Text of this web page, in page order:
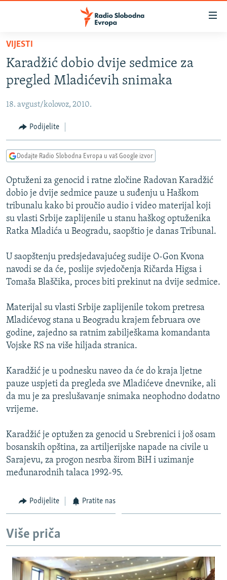
Pređite
glavni
sadržaj
Pređite
na
navigaciju
Pređite
na
BOSNA I HERCEGOVINA
SRBIJA
KOSOVO
CRNA GORA
VIDEO
FOTOGALERIJE
INFOGRAFIKE
PODCASTI
RAT U UKRAJINI
KINA NA BALKANU
RSE PRIČE IZ SVIJETA
ISPRIČAJ MI
DNEVNO@RSE
SPECIJALI RSE
GENOCID U SREBRENICI
POPLAVE I KLIZIŠTA U BIH 2024.
TV LIBERTY
POST SCRIPTUM
MOJA EVROPA
TRI DECENIJE OD RATA U BIH
NASTANAK I RASPAD JUGOSLAVIJE
PRATITE NAS
Sve RFE/RL stranice
VIJESTI
Karadžić dobio dvije sedmice za
pregled Mladićevih snimaka
18. avgust/kolovoz, 2010.
Podijelite
Dodajte Radio Slobodna Evropa u vaš Google izvor
Optuženi za genocid i ratne zločine Radovan Karadžić
dobio je dvije sedmice pauze u suđenju u Haškom
tribunalu kako bi proučio audio i video materijal koji
su vlasti Srbije zaplijenile u stanu haškog optuženika
Ratka Mladića u Beogradu, saopštio je danas Tribunal.
U saopštenju predsjedavajućeg sudije O-Gon Kvona
navodi se da će, poslije svjedočenja Ričarda Higsa i
Tomaša Blaščika, proces biti prekinut na dvije sedmice.
Materijal su vlasti Srbije zaplijenile tokom pretresa
Mladićevog stana u Beogradu krajem februara ove
godine, zajedno sa ratnim zabilješkama komandanta
Vojske RS na više hiljada stranica.
Karadžić je u podnesku naveo da će do kraja ljetne
pauze uspjeti da pregleda sve Mladićeve dnevnike, ali
da mu je za preslušavanje snimaka neophodno dodatno
vrijeme.
Karadžić je optužen za genocid u Srebrenici i još osam
bosanskih opština, za artiljerijske napade na civile u
Sarajevu, za progon nesrba širom BiH i uzimanje
međunarodnih talaca 1992-95.
Podijelite Pratite nas
Više priča